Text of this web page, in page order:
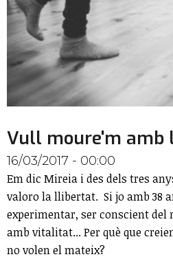
Vull moure'm
16/03/2017 - 00:00
Em dic Mireia i des dels tres
valoro la llibertat. Si jo amb 38
experimentar, ser conscient
amb vitalitat... Per què que
no volen el mateix?